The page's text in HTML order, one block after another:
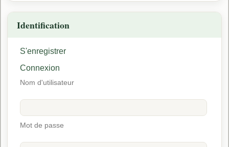
Identification
S'enregistrer
Connexion
Nom d'utilisateur
Mot de passe